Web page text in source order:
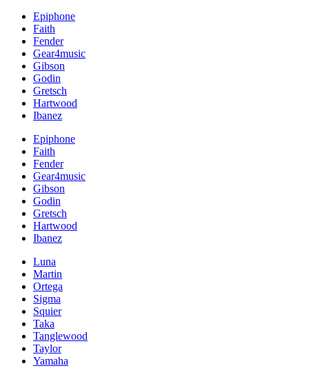
Epiphone
Faith
Fender
Gear4music
Gibson
Godin
Gretsch
Hartwood
Ibanez
Epiphone
Faith
Fender
Gear4music
Gibson
Godin
Gretsch
Hartwood
Ibanez
Luna
Martin
Ortega
Sigma
Squier
Taka
Tanglewood
Taylor
Yamaha